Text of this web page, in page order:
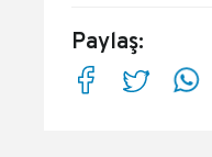
Paylaş: